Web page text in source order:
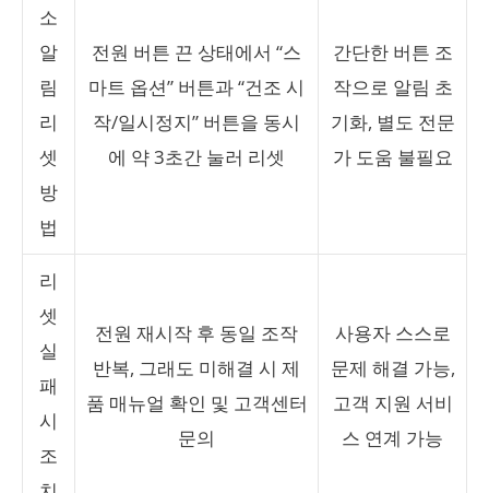
소
알
림
리
셋
방
법
전원 버튼 끈 상태에서 “스
마트 옵션” 버튼과 “건조 시
작/일시정지” 버튼을 동시
에 약 3초간 눌러 리셋
간단한 버튼 조
작으로 알림 초
기화, 별도 전문
가 도움 불필요
리
셋
실
패
시
조
전원 재시작 후 동일 조작
반복, 그래도 미해결 시 제
품 매뉴얼 확인 및 고객센터
문의
사용자 스스로
문제 해결 가능,
고객 지원 서비
스 연계 가능